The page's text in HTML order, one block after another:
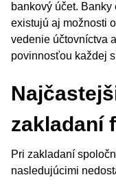
bankový účet.
existujú aj možnosti
vedenie účtovníctva
povinnosťou každej
zakladaní
Pri zakladaní
nasledujúcimi